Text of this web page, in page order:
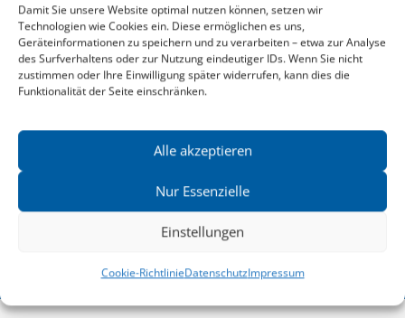
Damit Sie unsere Website optimal nutzen können, setzen wir
Technologien wie Cookies ein. Diese ermöglichen es uns,
Geräteinformationen zu speichern und zu verarbeiten – etwa zur Analyse
des Surfverhaltens oder zur Nutzung eindeutiger IDs. Wenn Sie nicht
zustimmen oder Ihre Einwilligung später widerrufen, kann dies die
Funktionalität der Seite einschränken.
Alle akzeptieren
Nur Essenzielle
Einstellungen
Cookie-RichtlinieDatenschutzImpressum
PETER PIONTEK,HEINZ KATTNER